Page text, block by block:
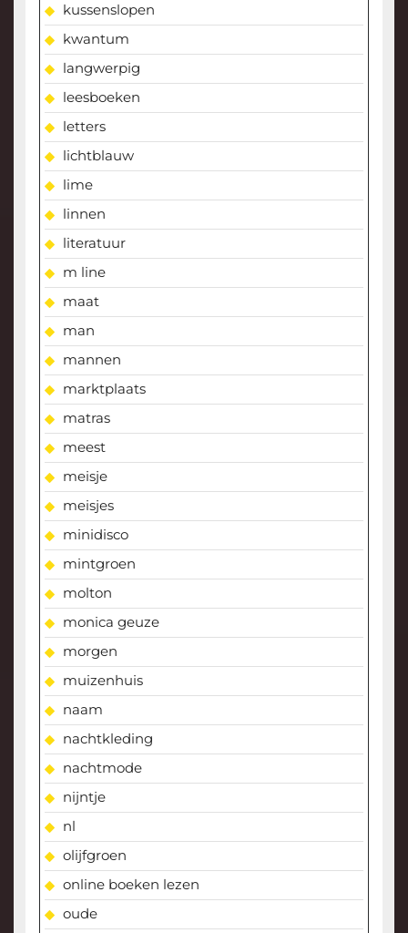
kussenslopen
kwantum
langwerpig
leesboeken
letters
lichtblauw
lime
linnen
literatuur
m line
maat
man
mannen
marktplaats
matras
meest
meisje
meisjes
minidisco
mintgroen
molton
monica geuze
morgen
muizenhuis
naam
nachtkleding
nachtmode
nijntje
nl
olijfgroen
online boeken lezen
oude